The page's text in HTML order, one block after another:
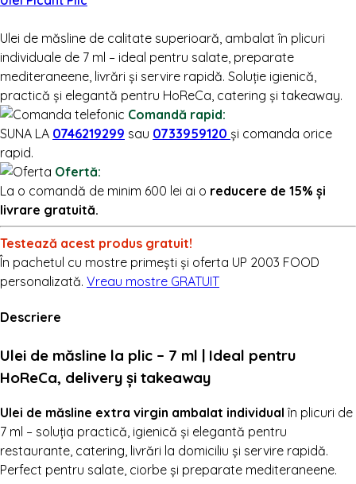
Ulei de măsline de calitate superioară, ambalat în plicuri
individuale de 7 ml – ideal pentru salate, preparate
mediteraneene, livrări și servire rapidă. Soluție igienică,
practică și elegantă pentru HoReCa, catering și takeaway.
Comandă rapid:
SUNA LA 0746219299 sau 0733959120 și comanda orice
rapid.
Ofertă:
La o comandă de minim 600 lei ai o reducere de 15% și
livrare gratuită.
Testează acest produs gratuit!
În pachetul cu mostre primești și oferta UP 2003 FOOD
personalizată. Vreau mostre GRATUIT
Descriere
Ulei de măsline la plic – 7 ml | Ideal pentru
HoReCa, delivery și takeaway
Ulei de măsline extra virgin ambalat individual în plicuri de
7 ml – soluția practică, igienică și elegantă pentru
restaurante, catering, livrări la domiciliu și servire rapidă.
Perfect pentru salate, ciorbe și preparate mediteraneene.